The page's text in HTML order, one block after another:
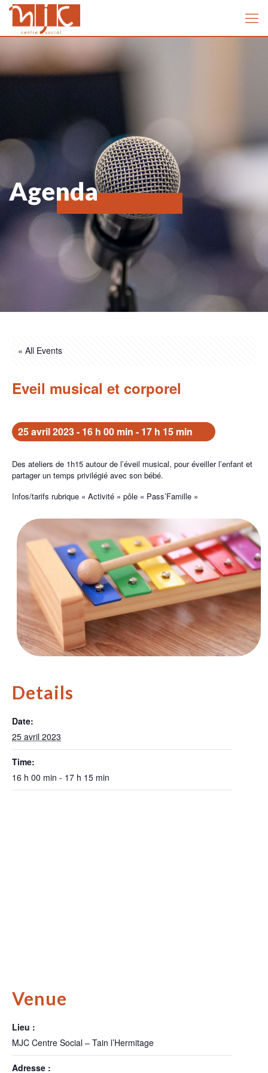
Agenda
« All Events
Eveil musical et corporel
25 avril 2023 - 16 h 00 min - 17 h 15 min
Des ateliers de 1h15 autour de l’éveil musical, pour éveiller l’enfant et
partager un temps privilégié avec son bébé.
Infos/tarifs rubrique « Activité » pôle « Pass’Famille »
Details
Date:
25 avril 2023
Time:
16 h 00 min - 17 h 15 min
Venue
Lieu :
MJC Centre Social – Tain l’Hermitage
Adresse :